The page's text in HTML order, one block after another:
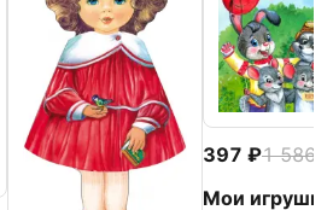
397 1 586
Мои игрушки